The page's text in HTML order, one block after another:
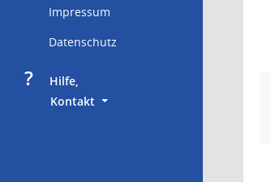
Impressum
Datenschutz
?
     Hilfe,
Kontakt